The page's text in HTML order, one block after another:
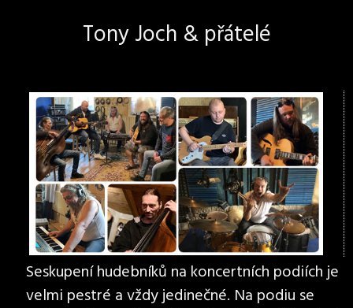
Tony Joch & přátelé
Seskupení hudebníků na koncertních podiích je
velmi pestré a vždy jedinečné. Na podiu se